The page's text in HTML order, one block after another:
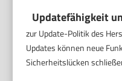
Updatefähigkeit
zur Update-Politik des
Updates können neue
Sicherheitslücken